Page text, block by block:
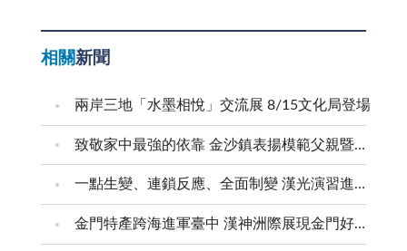
用範圍，金門又將成為兩岸交流之重鎮，而帶動的兩岸
限契機，因為那才是人民所期待的遠景，如何能夠達成
人民的期望，才是大有為政府及政治人物應有的責任。
為國為民建立永恆的福祉與功業不在口水，而在汗水，
惟有戮力謀求人民最大的利益，才能為民所依。時間就
是金錢，一分一秒不能虛渡浪費，要和金錢一樣珍惜，
金門地區長期以來水資源均不足，政府除了不斷投資
相關的水資源建設，以期增加水源的供給，同時也加強
維護水資源的有效運用。此外，地區也受到主客觀因素
的影響，水廠每度出水的成本在二十八點三二元，而台
灣自來水開發成本也超過二十元。因此節水的效益不但
在家戶平日的用水支出，也在政府投資的水資源成本，
所以說「節水就是省錢」，節水的受益者也將是全民。
算過份，但是，處在金門特有的「敬酒、拚酒」環境
裡，天天要害怕先生出門在外，無法拒絕人情壓力的情
家庭主婦「非常簡單」的需求，卻仿如遙不可及的夢
想，情何以堪？ 說實在話，身為現代人，生活之中
已是不能或缺的社交禮儀，尤其，若能練就千杯不醉的
是，自古以來，酒被指為穿腸毒藥，喝多了不但會傷
相關新聞
兩岸三地「水墨相悅」交流展 8/15文化局登場
致敬家中最強的依靠 金沙鎮表揚模範父親暨新好爸爸
一點生變、連鎖反應、全面制變 漢光演習進行防護射擊
金門特產跨海進軍臺中 漢神洲際展現金門好滋味